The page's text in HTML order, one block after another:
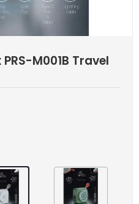
M001B Travel